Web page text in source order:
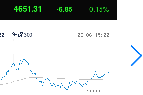
4651.31 -6.85 -0.15%